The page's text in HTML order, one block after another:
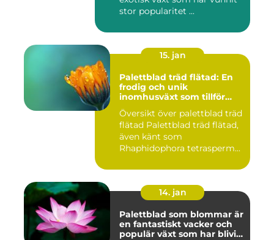
stor popularitet ...
15. jan
Palettblad träd flätad: En
frodig och unik
inomhusväxt som tillför
färg till ditt hem
Översikt över palettblad träd
flätad Palettblad träd flätad,
även känt som
Rhaphidophora tetrasperm...
14. jan
Palettblad som blommar är
en fantastiskt vacker och
populär växt som har blivit